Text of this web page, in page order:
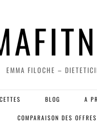
EMMA FILOCHE –
BLOG A
COMPARAISON DES